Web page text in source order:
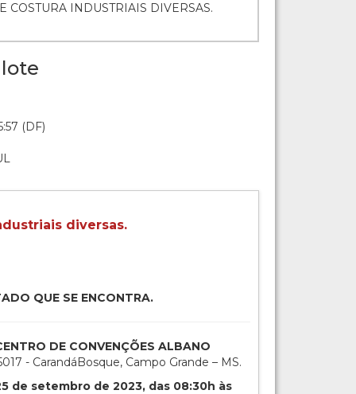
COSTURA INDUSTRIAIS DIVERSAS.
(DF)
diversas.
QUE SE ENCONTRA.
DE CONVENÇÕES ALBANO
- CarandáBosque, Campo Grande – MS.
de setembro de 2023, das 08:30h às